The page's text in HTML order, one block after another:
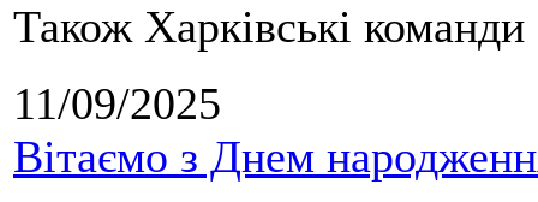
Також Харківські
11/09/2025
Вітаємо з Днем